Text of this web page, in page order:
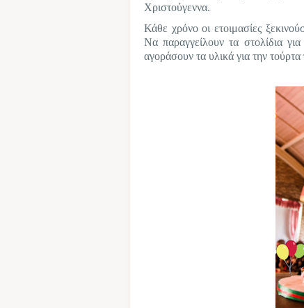
Χριστούγεννα.
Κάθε χρόνο οι ετοιμασίες
Να παραγγείλουν τα στολίδια
αγοράσουν τα υλικά για την